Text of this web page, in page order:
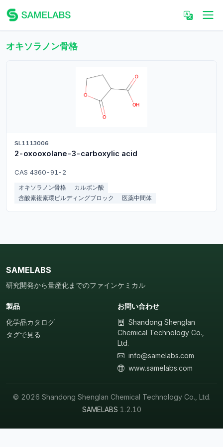
オキソラノン骨格
SL1113006
2-oxooxolane-3-carboxylic acid
CAS 4360-91-2
オキソラノン骨格
カルボン酸
含酸素複素環ビルディングブロック
医薬中間体
SAMELABS
研究開発から量産化までのファインケミカル
製品
化学品カタログ
タグで見る
お問い合わせ
Shandong Shenglan
Chemical Technology Co.,
Ltd.
info@samelabs.com
www.samelabs.com
© 2026 Shandong Shenglan Chemical Technology Co., Ltd.
SAMELABS 1.2.10